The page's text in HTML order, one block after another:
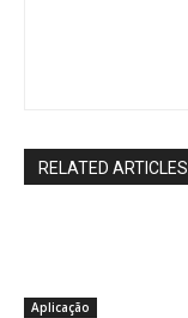
RELATED ARTICLES
Aplicação